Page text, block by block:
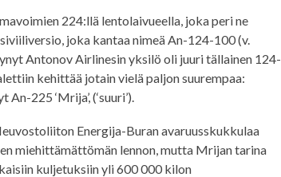
224:llä lentolaivueella, joka peri ne
joka kantaa nimeä An-124-100 (v.
Antonov Airlinesin yksilö oli juuri tällainen 124-
kehittää jotain vielä paljon suurempaa:
225 ‘Mrija’, (‘suuri’).
Energija-Buran avaruusskukkulaa
miehittämättömän lennon, mutta Mrijan tarina
kuljetuksiin yli 600 000 kilon